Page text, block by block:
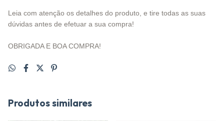
Leia com atenção os detalhes do produto, e tire todas as suas
dúvidas antes de efetuar a sua compra!
OBRIGADA E BOA COMPRA!
Produtos similares